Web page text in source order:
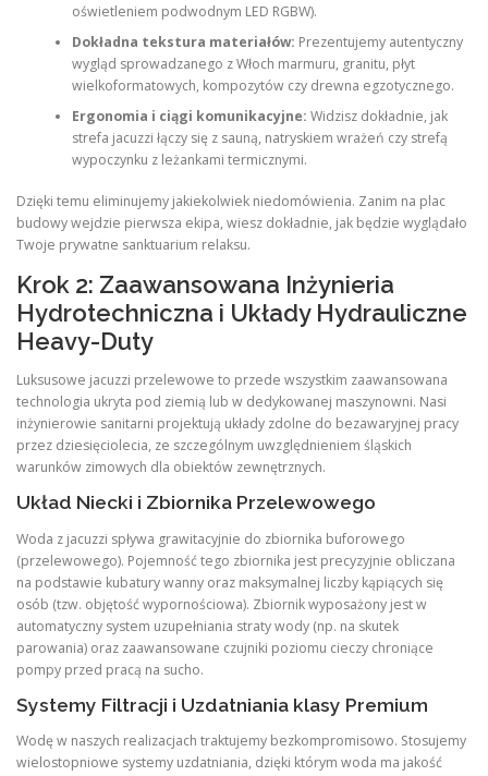
oświetleniem podwodnym LED RGBW).
Dokładna tekstura materiałów: Prezentujemy autentyczny
wygląd sprowadzanego z Włoch marmuru, granitu, płyt
wielkoformatowych, kompozytów czy drewna egzotycznego.
Ergonomia i ciągi komunikacyjne: Widzisz dokładnie, jak
strefa jacuzzi łączy się z sauną, natryskiem wrażeń czy strefą
wypoczynku z leżankami termicznymi.
Dzięki temu eliminujemy jakiekolwiek niedomówienia. Zanim na plac
budowy wejdzie pierwsza ekipa, wiesz dokładnie, jak będzie wyglądało
Twoje prywatne sanktuarium relaksu.
Krok 2: Zaawansowana Inżynieria
Hydrotechniczna i Układy Hydrauliczne
Heavy-Duty
Luksusowe jacuzzi przelewowe to przede wszystkim zaawansowana
technologia ukryta pod ziemią lub w dedykowanej maszynowni. Nasi
inżynierowie sanitarni projektują układy zdolne do bezawaryjnej pracy
przez dziesięciolecia, ze szczególnym uwzględnieniem śląskich
warunków zimowych dla obiektów zewnętrznych.
Układ Niecki i Zbiornika Przelewowego
Woda z jacuzzi spływa grawitacyjnie do zbiornika buforowego
(przelewowego). Pojemność tego zbiornika jest precyzyjnie obliczana
na podstawie kubatury wanny oraz maksymalnej liczby kąpiących się
osób (tzw. objętość wypornościowa). Zbiornik wyposażony jest w
automatyczny system uzupełniania straty wody (np. na skutek
parowania) oraz zaawansowane czujniki poziomu cieczy chroniące
pompy przed pracą na sucho.
Systemy Filtracji i Uzdatniania klasy Premium
Wodę w naszych realizacjach traktujemy bezkompromisowo. Stosujemy
wielostopniowe systemy uzdatniania, dzięki którym woda ma jakość